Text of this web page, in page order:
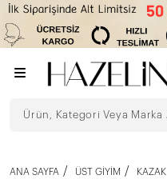
ANA SAYFA ÜST GIYIM KAZAK